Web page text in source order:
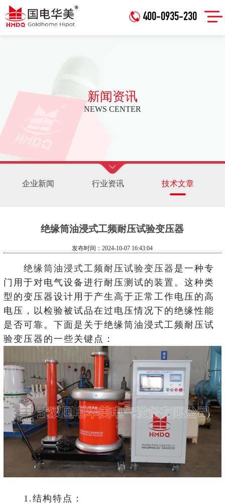
400-0935-230
新闻资讯
NEWS CENTER
企业新闻 行业资讯 技术文章
绝缘筒油浸式工频耐压试验变压器
发布时间：2024-10-07 16:43:04
绝缘筒油浸式工频耐压试验变压器 是一种专
门用于对电气设备进行耐压测试的装置。这种类
型的变压器设计用于产生高于正常工作电压的高
电压，以检验被试品在过电压情况下的绝缘性能
是否可靠。下面是关于绝缘筒油浸式工频耐压试
验变压器的一些关键点：
1.结构特点：